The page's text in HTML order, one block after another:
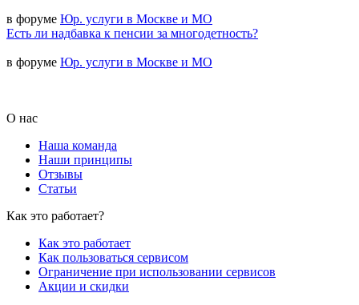
в форуме Юр. услуги в Москве и МО
Есть ли надбавка к пенсии за многодетность?
в форуме Юр. услуги в Москве и МО
О нас
Наша команда
Наши принципы
Отзывы
Статьи
Как это работает?
Как это работает
Как пользоваться сервисом
Ограничение при использовании сервисов
Акции и скидки